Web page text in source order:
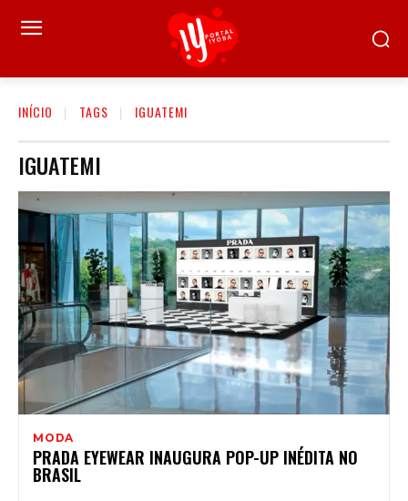
INÍCIO TAGS IGUATEMI
IGUATEMI
MODA
PRADA EYEWEAR INAUGURA POP-UP INÉDITA NO
BRASIL